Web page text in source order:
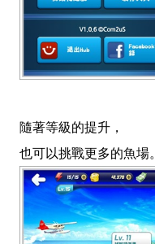
隨著等級的提升，
也可以挑戰更多的魚場。